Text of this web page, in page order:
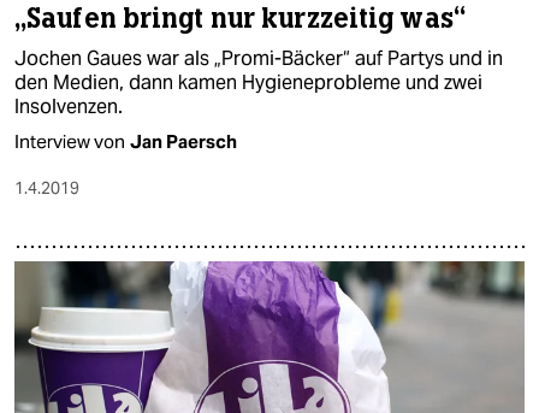
„Saufen bringt nur kurzzeitig was“
Jochen Gaues war als „Promi-Bäcker“ auf Partys und in
den Medien, dann kamen Hygieneprobleme und zwei
Insolvenzen.
Interview von Jan Paersch
1.4.2019